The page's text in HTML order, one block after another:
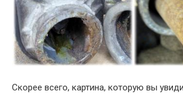
Скорее всего, картина, которую вы